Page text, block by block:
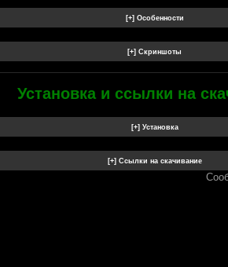
Установка и ссылки на